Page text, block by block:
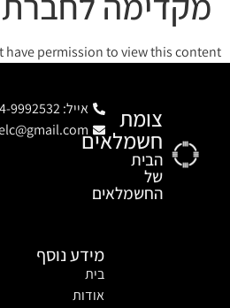
have permission to view this content.
צומת
חשמלאים
הבית
של
החשמלאים
אייל: 054-9992532
מידע נוסף
בית
אודות